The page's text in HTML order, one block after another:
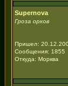
Supernova
Гроза орков
Пришел:
Сообщения: 1855
Откуда: Морква